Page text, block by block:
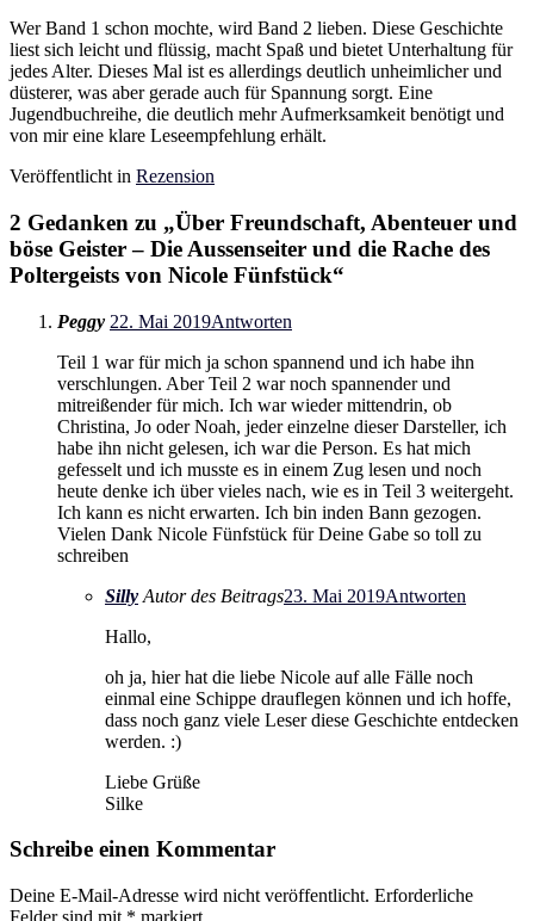
Wer Band 1 schon mochte, wird Band 2 lieben. Diese Geschichte
liest sich leicht und flüssig, macht Spaß und bietet Unterhaltung für
jedes Alter. Dieses Mal ist es allerdings deutlich unheimlicher und
düsterer, was aber gerade auch für Spannung sorgt. Eine
Jugendbuchreihe, die deutlich mehr Aufmerksamkeit benötigt und
von mir eine klare Leseempfehlung erhält.
Veröffentlicht in Rezension
2 Gedanken zu „Über Freundschaft, Abenteuer und
böse Geister – Die Aussenseiter und die Rache des
Poltergeists von Nicole Fünfstück“
Peggy 22. Mai 2019Antworten
Teil 1 war für mich ja schon spannend und ich habe ihn
verschlungen. Aber Teil 2 war noch spannender und
mitreißender für mich. Ich war wieder mittendrin, ob
Christina, Jo oder Noah, jeder einzelne dieser Darsteller, ich
habe ihn nicht gelesen, ich war die Person. Es hat mich
gefesselt und ich musste es in einem Zug lesen und noch
heute denke ich über vieles nach, wie es in Teil 3 weitergeht.
Ich kann es nicht erwarten. Ich bin inden Bann gezogen.
Vielen Dank Nicole Fünfstück für Deine Gabe so toll zu
schreiben
Silly Autor des Beitrags23. Mai 2019Antworten
Hallo,
oh ja, hier hat die liebe Nicole auf alle Fälle noch
einmal eine Schippe drauflegen können und ich hoffe,
dass noch ganz viele Leser diese Geschichte entdecken
werden. :)
Liebe Grüße
Silke
Schreibe einen Kommentar
Deine E-Mail-Adresse wird nicht veröffentlicht. Erforderliche